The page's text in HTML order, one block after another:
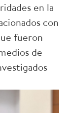
en la
con
fueron
de